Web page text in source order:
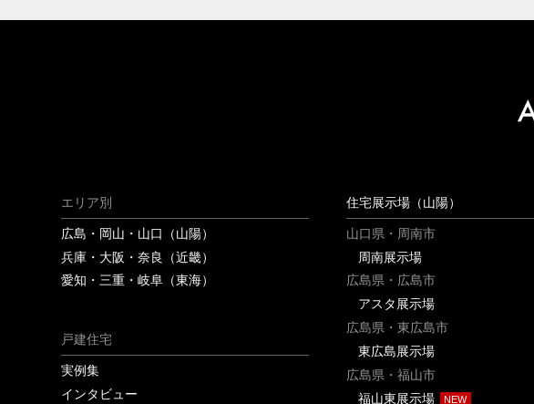
エリア別
広島・岡山・山口（山陽）
兵庫・大阪・奈良（近畿）
愛知・三重・岐阜（東海）
戸建住宅
実例集
インタビュー
住宅展示場（山陽）
山口県・周南市
周南展示場
広島県・広島市
アスタ展示場
広島県・東広島市
東広島展示場
広島県・福山市
福山東展示場